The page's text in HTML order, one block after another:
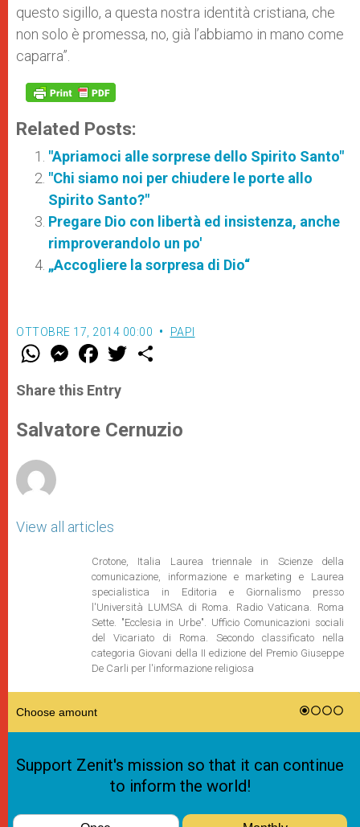
questo sigillo, a questa nostra identità cristiana, che
non solo è promessa, no, già l’abbiamo in mano come
caparra”.
Related Posts:
"Apriamoci alle sorprese dello Spirito Santo"
"Chi siamo noi per chiudere le porte allo
Spirito Santo?"
Pregare Dio con libertà ed insistenza, anche
rimproverandolo un po'
„Accogliere la sorpresa di Dio“
OTTOBRE 17, 2014 00:00 PAPI
W
t
s
p
p
M
e
s
e
g
e
F
a
e
b
o
k
w
r
Share this Entry
Salvatore Cernuzio
View all articles
Crotone, Italia Laurea triennale in Scienze della
comunicazione, informazione e marketing e Laurea
specialistica in Editoria e Giornalismo presso
l'Università LUMSA di Roma. Radio Vaticana. Roma
Sette. "Ecclesia in Urbe". Ufficio Comunicazioni sociali
del Vicariato di Roma. Secondo classificato nella
categoria Giovani della II edizione del Premio Giuseppe
De Carli per l'informazione religiosa